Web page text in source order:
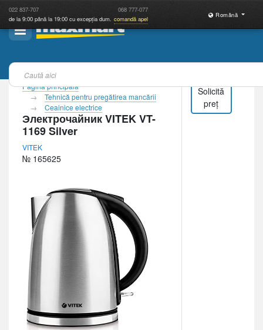
022 837-707 068 777-077
de la 9:00 până la 19:00 cu excepția dum. comandă apel
Română
Pagina principală
Tehnică pentru pregătirea mancării
Ceainice electrice
Электрочайник VITEK VT-
1169 Silver
VITEK
№ 165625
Solicită
preț